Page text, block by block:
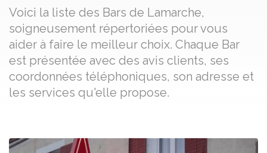
Voici la liste des Bars de Lamarche,
soigneusement répertoriées pour vous
aider à faire le meilleur choix. Chaque Bar
est présentée avec des avis clients, ses
coordonnées téléphoniques, son adresse et
les services qu'elle propose.